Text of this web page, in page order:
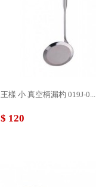
王樣 小 真空柄漏杓 019J-0...
$ 120